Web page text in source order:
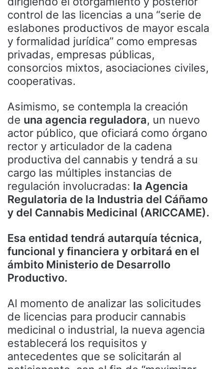
control de las licencias a una “serie de
eslabones productivos de mayor escala
y formalidad jurídica” como empresas
privadas, empresas públicas,
consorcios mixtos, asociaciones civiles,
cooperativas.
Asimismo, se contempla la creación
de una agencia reguladora, un nuevo
actor público, que oficiará como órgano
rector y articulador de la cadena
productiva del cannabis y tendrá a su
cargo las múltiples instancias de
regulación involucradas: la Agencia
Regulatoria de la Industria del Cáñamo
y del Cannabis Medicinal (ARICCAME).
Esa entidad tendrá autarquía técnica,
funcional y financiera y orbitará en el
ámbito Ministerio de Desarrollo
Productivo.
Al momento de analizar las solicitudes
de licencias para producir cannabis
medicinal o industrial, la nueva agencia
establecerá los requisitos y
antecedentes que se solicitarán al